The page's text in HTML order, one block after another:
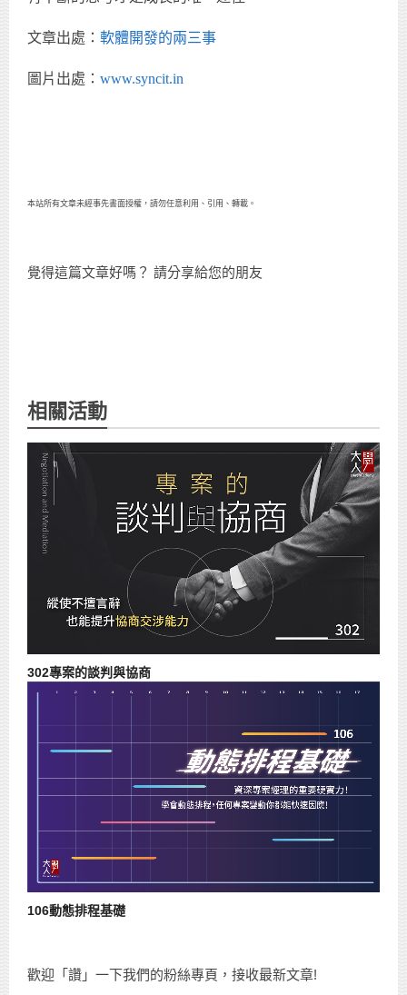
文章出處： 軟體開發的兩三事
圖片出處： www.syncit.in
本站所有文章未經事先書面授權，請勿任意利用、引用、轉載。
覺得這篇文章好嗎？ 請分享給您的朋友
相關活動
302專案的談判與協商
106動態排程基礎
歡迎「讚」一下我們的粉絲專頁，接收最新文章!